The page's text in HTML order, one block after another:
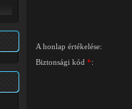
A honlap értékelése:
Biztonsági kód *: